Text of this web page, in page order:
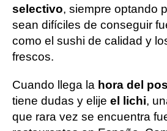
selectivo, siempre optando
sean difíciles de conseguir
como el sushi de calidad y
frescos.
Cuando llega la hora del
tiene dudas y elije el lichi,
que rara vez se encuentra